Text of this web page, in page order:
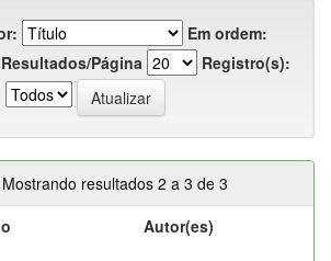
Em ordem:
Resultados/Página
Registro(s):
Mostrando resultados 2 a 3 de 3
Autor(es)